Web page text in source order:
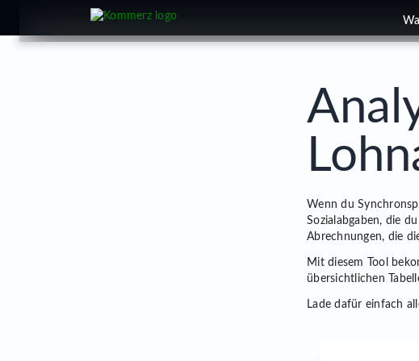
Wenn du
Sozialabgaben, die
Abrechnungen, die
Mit diesem Tool
übersichtlichen
Lade dafür einfach
cookie